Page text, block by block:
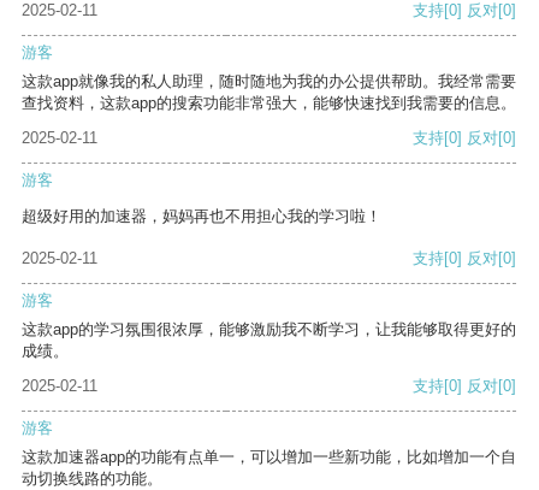
2025-02-11 支持[0] 反对[0]
游客
这款app就像我的私人助理，随时随地为我的办公提供帮助。我经常需要
查找资料，这款app的搜索功能非常强大，能够快速找到我需要的信息。
2025-02-11
支持[0] 反对[0]
游客
超级好用的加速器，妈妈再也不用担心我的学习啦！
2025-02-11 支持[0] 反对[0]
游客
这款app的学习氛围很浓厚，能够激励我不断学习，让我能够取得更好的
成绩。
2025-02-11
支持[0] 反对[0]
游客
这款加速器app的功能有点单一，可以增加一些新功能，比如增加一个自
动切换线路的功能。